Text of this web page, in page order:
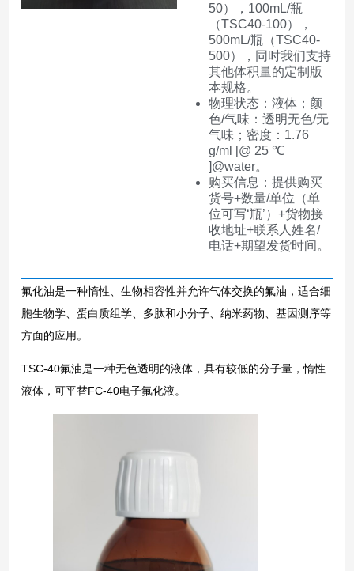
50），100mL/瓶
（TSC40-100），
500mL/瓶（TSC40-
500），同时我们支持
其他体积量的定制版
本规格。
物理状态：液体；颜
色/气味：透明无色/无
气味；密度：1.76
g/ml [@ 25 ℃
]@water。
购买信息：提供购买
货号+数量/单位（单
位可写‘瓶’）+货物接
收地址+联系人姓名/
电话+期望发货时间。
氟化油是一种惰性、生物相容性并允许气体交换的氟油，适合细
胞生物学、蛋白质组学、多肽和小分子、纳米药物、基因测序等
方面的应用。
TSC-40氟油是一种无色透明的液体，具有较低的分子量，惰性
液体，可平替FC-40电子氟化液。